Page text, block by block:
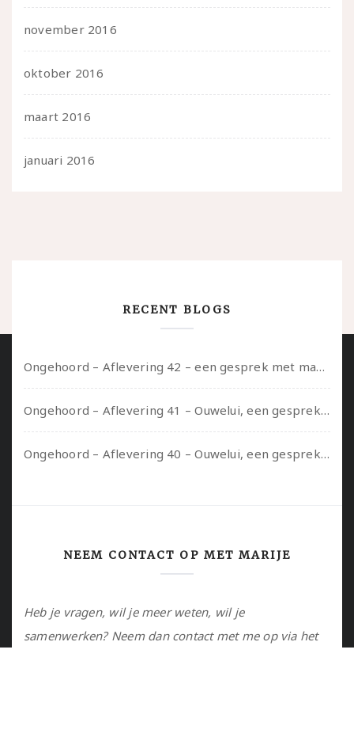
november 2016
oktober 2016
maart 2016
januari 2016
RECENT BLOGS
Ongehoord – Aflevering 42 – een gesprek met marijn over seksueel opbloeien, het ouderschap uitvinden en verschillende leeftijden in je mee dragen
Ongehoord – Aflevering 41 – Ouwelui, een gesprek met Marcelle over polyamorie op latere leeftijd, (mantel)zorg voor je partners en seksueel plezier.
Ongehoord – Aflevering 40 – Ouwelui, een gesprek met Sadie Lune over vormende relaties en de geschiedenis van de queer pornobeweging
NEEM CONTACT OP MET MARIJE
Heb je vragen, wil je meer weten, wil je
samenwerken? Neem dan contact met me op via het